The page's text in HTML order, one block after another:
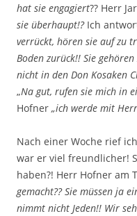
hat sie engagiert?? Herr
sie überhaupt!?Ich
verrückt, hören sie auf zu
Boden zurück!! Sie gehören
nicht in den Don Kosaken
„Na gut, rufen sie mich in
Hofner „ich werde mit
Nach einer Woche rief
war er viel freundlicher!
haben?! Herr Hofner am
gemacht?? Sie müssen ja
nimmt nicht Jeden!! Wir